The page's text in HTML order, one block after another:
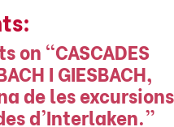
on “CASCADES
I GIESBACH,
de les
d’Interlaken.”